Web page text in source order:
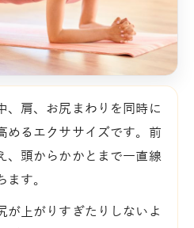
、肩、お尻まわりを同時に
めるエクササイズです。前
、頭からかかとまで一直線
す。
が上がりすぎたりしないよ